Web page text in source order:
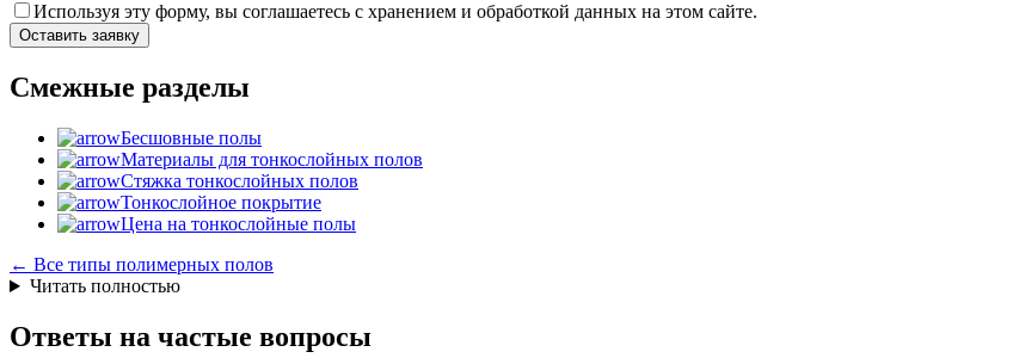
Используя эту форму, вы соглашаетесь с хранением и обработкой данных на этом сайте.
Смежные разделы
Бесшовные полы
Материалы для тонкослойных полов
Стяжка тонкослойных полов
Тонкослойное покрытие
Цена на тонкослойные полы
← Все типы полимерных полов
Читать полностью
Ответы на частые вопросы